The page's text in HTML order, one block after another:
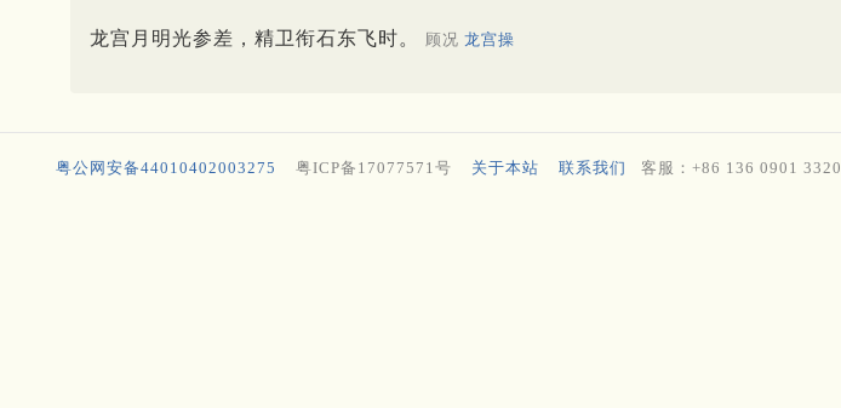
龙宫月明光参差，精卫衔石东飞时。 顾况 龙宫操
粤公网安备44010402003275 粤ICP备17077571号 关于本站 联系我们 客服：+86 136 0901 3320